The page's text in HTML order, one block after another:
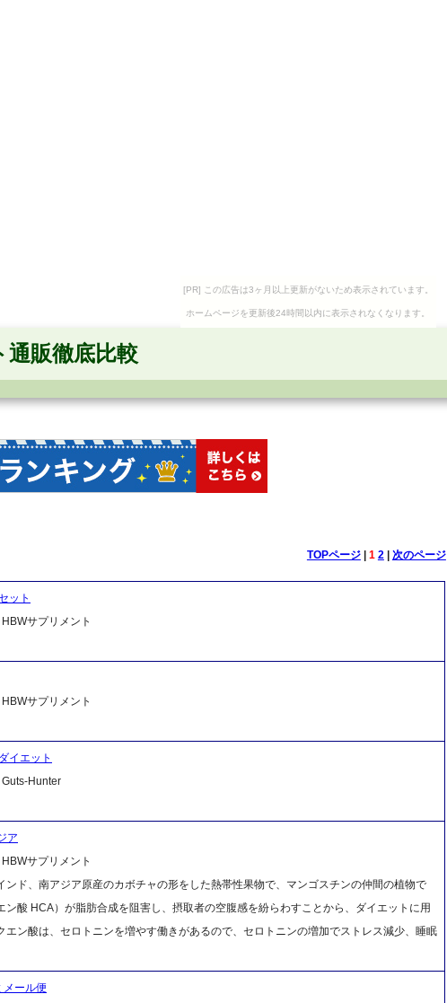
[PR] この広告は3ヶ月以上更新がないため表示されています。
ホームページを更新後24時間以内に表示されなくなります。
販徹底比較
TOPページ| 1 2| 次のページ
ット
サプリメント
サプリメント
イエット
Hunter
ア
サプリメント
ド、南アジア原産のカボチャの形をした熱帯性果物で、マンゴスチンの仲間の植物で
ン酸 HCA）が脂肪合成を阻害し、摂取者の空腹感を紛らわすことから、ダイエットに用
エン酸は、セロトニンを増やす働きがあるので、セロトニンの増加でストレス減少、睡眠
メール便